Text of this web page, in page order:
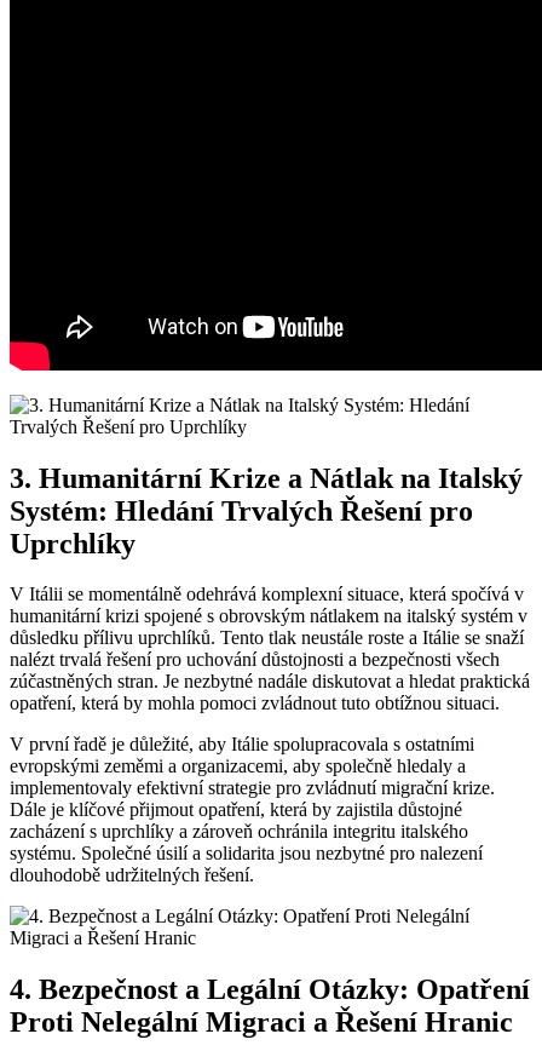
3. Humanitární Krize a Nátlak na Italský
Systém: Hledání Trvalých Řešení pro
Uprchlíky
V Itálii se momentálně odehrává komplexní situace, která spočívá v
humanitární krizi spojené s obrovským nátlakem na italský systém v
důsledku přílivu uprchlíků. Tento tlak neustále roste a Itálie se snaží
nalézt trvalá řešení pro uchování důstojnosti a bezpečnosti všech
zúčastněných stran. Je nezbytné nadále diskutovat a hledat praktická
opatření, která by mohla pomoci zvládnout tuto obtížnou situaci.
V první řadě je důležité, aby Itálie spolupracovala s ostatními
evropskými zeměmi a organizacemi, aby společně hledaly a
implementovaly efektivní strategie pro zvládnutí migrační krize.
Dále je klíčové přijmout opatření, která by zajistila důstojné
zacházení s uprchlíky a zároveň ochránila integritu italského
systému. Společné úsilí a solidarita jsou nezbytné pro nalezení
dlouhodobě udržitelných řešení.
4. Bezpečnost a Legální Otázky: Opatření
Proti Nelegální Migraci a Řešení Hranic